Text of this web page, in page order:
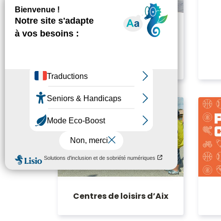
Centres de loisirs d’Aix